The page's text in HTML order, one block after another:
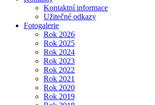
Kontaktní informace
Užitečné odkazy
Fotogalerie
Rok 2026
Rok 2025
Rok 2024
Rok 2023
Rok 2022
Rok 2021
Rok 2020
Rok 2019